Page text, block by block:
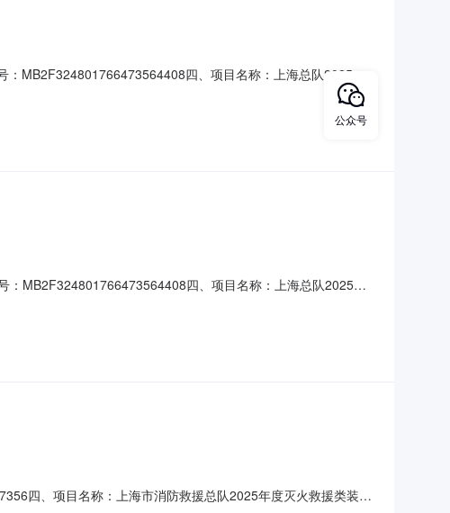
MB2F324801766473564408四、项目名称：上海总队2025年
：18117060392供应商（乙方）：江西鼎峰装备科技有限公司地
名称：15米金属拉梯规格型号（或服务要求
MB2F324801766473564408四、项目名称：上海总队2025年
名称：15米金属拉梯规格型号（或服务要求
四、项目名称：上海市消防救援总队2025年度灭火救援类装备
公众号